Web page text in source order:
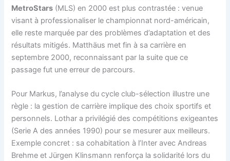
MetroStars (MLS) en 2000 est plus contrastée : venue
visant à professionaliser le championnat nord-américain,
elle reste marquée par des problèmes d’adaptation et des
résultats mitigés. Matthäus met fin à sa carrière en
septembre 2000, reconnaissant par la suite que ce
passage fut une erreur de parcours.
Pour Markus, l’analyse du cycle club-sélection illustre une
règle : la gestion de carrière implique des choix sportifs et
personnels. Lothar a privilégié des compétitions exigeantes
(Serie A des années 1990) pour se mesurer aux meilleurs.
Exemple concret : sa cohabitation à l’Inter avec Andreas
Brehme et Jürgen Klinsmann renforça la solidarité lors du